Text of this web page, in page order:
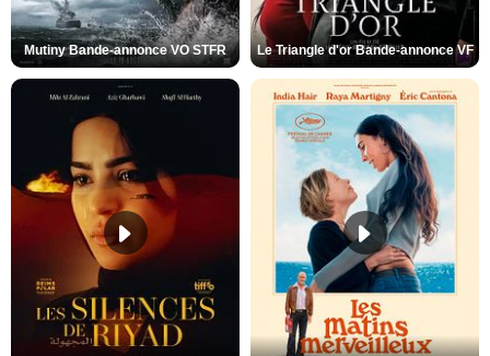
Mutiny Bande-annonce VO STFR Le Triangle d'or Bande-annonce VF